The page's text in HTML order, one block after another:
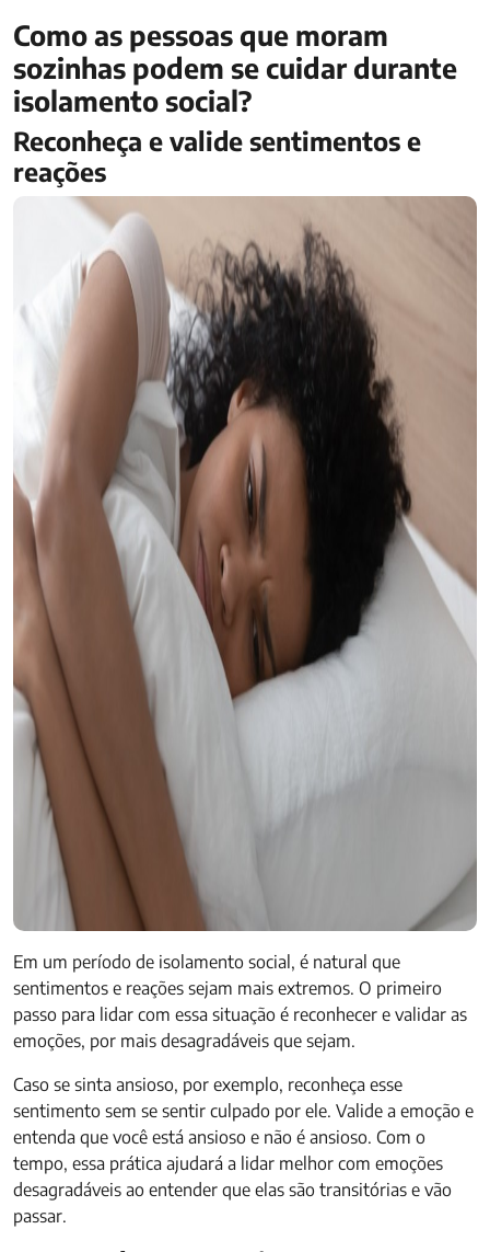
Como as pessoas que moram
sozinhas podem se cuidar durante
isolamento social?
Reconheça e valide sentimentos e
reações
Em um período de isolamento social, é natural que
sentimentos e reações sejam mais extremos. O primeiro
passo para lidar com essa situação é reconhecer e validar as
emoções, por mais desagradáveis que sejam.
Caso se sinta ansioso, por exemplo, reconheça esse
sentimento sem se sentir culpado por ele. Valide a emoção e
entenda que você está ansioso e não é ansioso. Com o
tempo, essa prática ajudará a lidar melhor com emoções
desagradáveis ao entender que elas são transitórias e vão
passar.